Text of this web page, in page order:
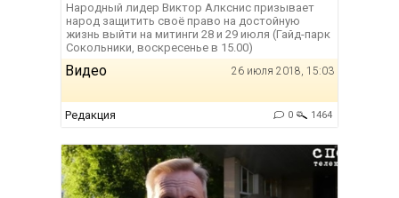
Народный лидер Виктор Алкснис призывает
народ защитить своё право на достойную
жизнь выйти на митинги 28 и 29 июля (Гайд-парк
Сокольники, воскресенье в 15.00)
Видео 26 июля 2018, 15:03
Редакция 0 1464